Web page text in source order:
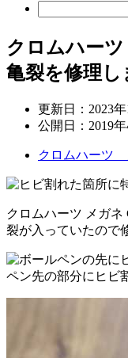
クロムハー
亀裂を修理し
更新日： 2023
公開日： 2019
クロムハーツ
クロムハーツ メガ
裂が入っていたので
ペン先の部分にヒビ